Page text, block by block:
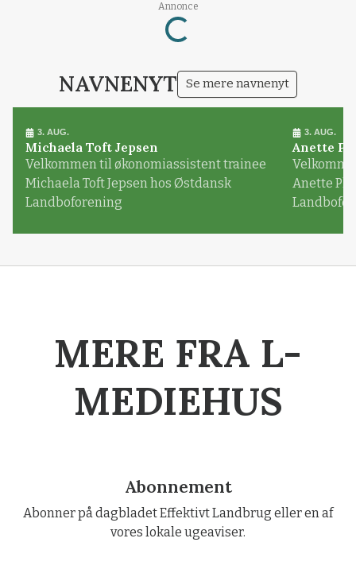
Annonce
Loading...
NAVNENYT Se mere navnenyt
3. AUG.
Michaela Toft Jepsen
Velkommen til økonomiassistent trainee
Michaela Toft Jepsen hos Østdansk
Landboforening
3. AUG.
Anette
Anette
MERE FRA L-
MEDIEHUS
Abonnement
Abonner på dagbladet Effektivt Landbrug eller en af
vores lokale ugeaviser.